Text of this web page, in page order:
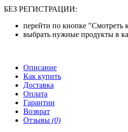
БЕЗ РЕГИСТРАЦИИ:
перейти по кнопке "Смотреть
выбрать нужные продукты в
Описание
Как купить
Доставка
Оплата
Гарантии
Возврат
Отзывы (0)